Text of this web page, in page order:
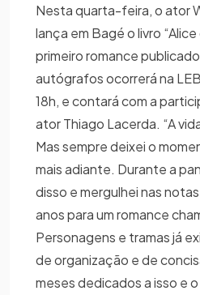
Nesta quarta-feira, o ator
lança em Bagé o livro
primeiro romance
autógrafos ocorrerá na
18h, e contará com a
ator Thiago Lacerda. “A
Mas sempre deixei o
mais adiante. Durante a
disso e mergulhei nas
anos para um romance
Personagens e tramas já
de organização e de
meses dedicados a isso e